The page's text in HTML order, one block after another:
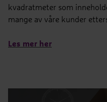
kvadratmeter som
mange av våre kunder
Les mer her